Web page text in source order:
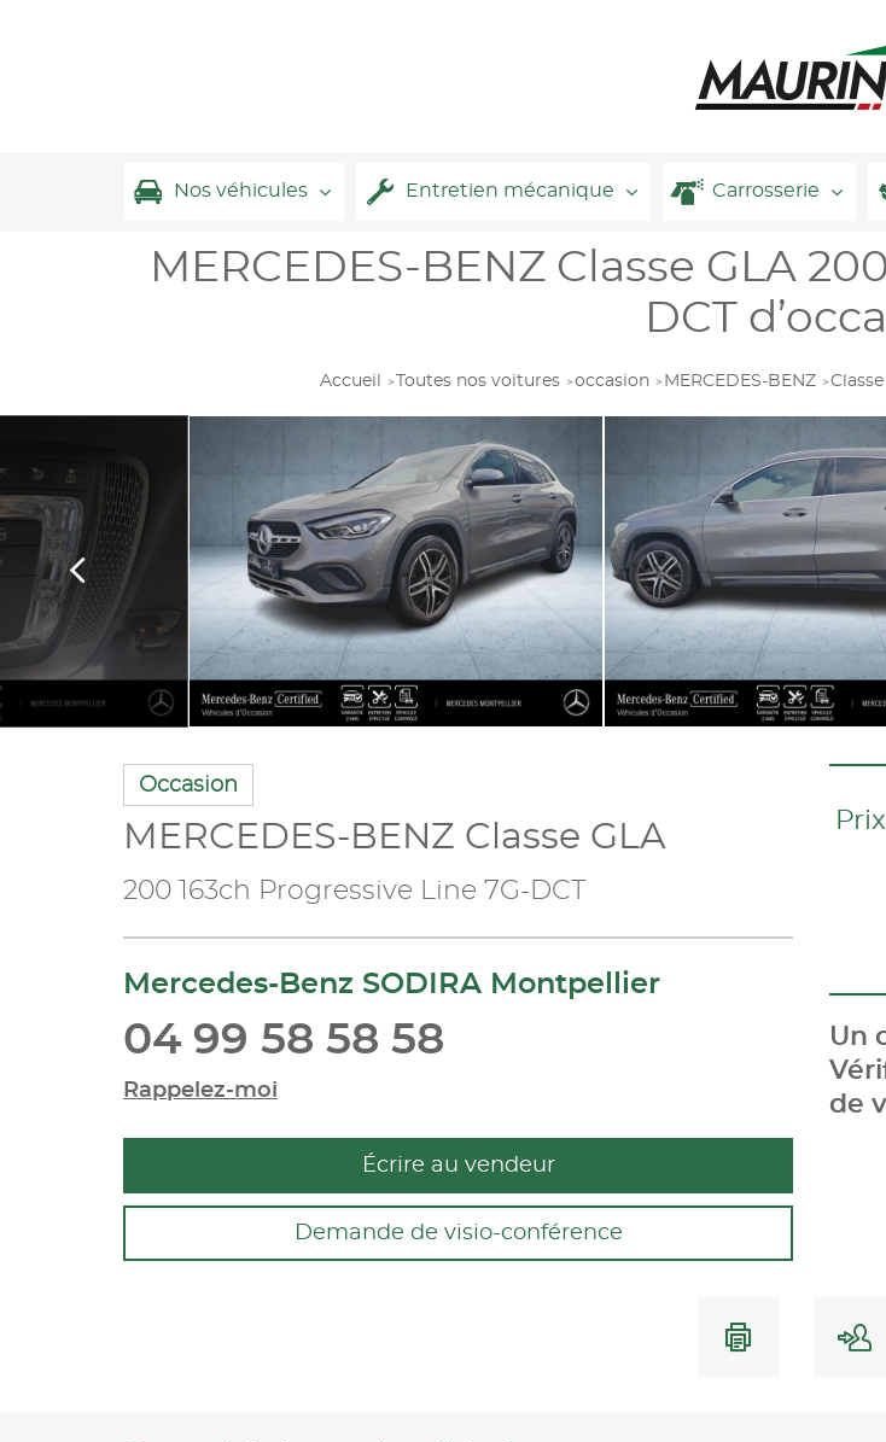
Nos véhicules Entretien mécanique Carrosserie
MERCEDES-BENZ Classe GLA
DCT
Accueil Toutes nos voitures occasion MERCEDES-BENZ
Occasion
MERCEDES-BENZ Classe GLA
200 163ch Progressive Line 7G-DCT
Mercedes-Benz SODIRA Montpellier
04 99 58 58 58
Rappelez-moi
Écrire au vendeur
Demande de visio-conférence
Un
de